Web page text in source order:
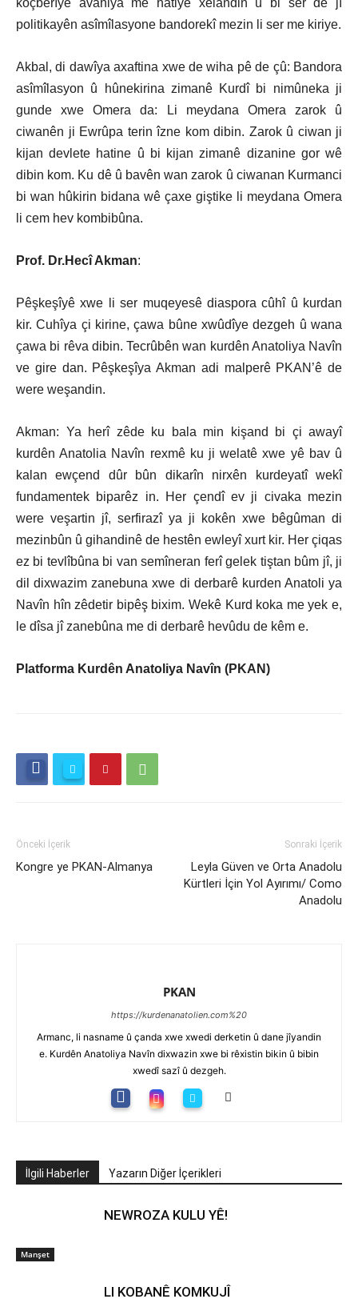
koçberîye avahiya me hatiye xelandin û bi ser de jî
politikayên asîmîlasyone bandorekî mezin li ser me kiriye.
Akbal, di dawîya axaftina xwe de wiha pê de çû: Bandora
asîmîlasyon û hûnekirina zimanê Kurdî bi nimûneka ji
gunde xwe Omera da: Li meydana Omera zarok û
ciwanên ji Ewrûpa terin îzne kom dibin. Zarok û ciwan ji
kijan devlete hatine û bi kijan zimanê dizanine gor wê
dibin kom. Ku dê û bavên wan zarok û ciwanan Kurmanci
bi wan hûkirin bidana wê çaxe giştike li meydana Omera
li cem hev kombibûna.
Prof. Dr.Hecî Akman:
Pêşkeşîyê xwe li ser muqeyesê diaspora cûhî û kurdan
kir. Cuhîya çi kirine, çawa bûne xwûdîye dezgeh û wana
çawa bi rêva dibin. Tecrûbên wan kurdên Anatoliya Navîn
ve gire dan. Pêşkeşîya Akman adi malperê PKAN’ê de
were weşandin.
Akman: Ya herî zêde ku bala min kişand bi çi awayî
kurdên Anatolia Navîn rexmê ku ji welatê xwe yê bav û
kalan ewçend dûr bûn dikarîn nirxên kurdeyatî wekî
fundamentek biparêz in. Her çendî ev ji civaka mezin
were veşartin jî, serfirazî ya ji kokên xwe bêgûman di
mezinbûn û gihandinê de hestên ewleyî xurt kir. Her çiqas
ez bi tevlîbûna bi van semîneran ferî gelek tiştan bûm jî, ji
dil dixwazim zanebuna xwe di derbarê kurden Anatoli ya
Navîn hîn zêdetir bipêş bixim. Wekê Kurd koka me yek e,
le dîsa jî zanebûna me di derbarê hevûdu de kêm e.
Platforma Kurdên Anatoliya Navîn (PKAN)
Önceki İçerik
Kongre ye PKAN-Almanya
Sonraki İçerik
Leyla Güven ve Orta Anadolu
Kürtleri İçin Yol Ayırımı/ Como
Anadolu
PKAN
https://kurdenanatolien.com%20
Armanc, li nasname û çanda xwe xwedi derketin û dane jîyandin
e. Kurdên Anatoliya Navîn dixwazin xwe bi rêxistin bikin û bibin
xwedî sazî û dezgeh.
İlgili Haberler Yazarın Diğer İçerikleri
Manşet
NEWROZA KULU YÊ!
LI KOBANÊ KOMKUJÎ